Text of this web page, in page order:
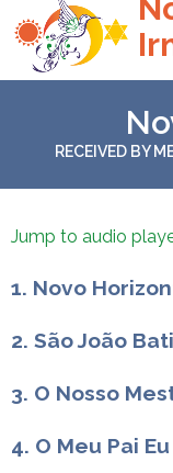
RECEIVED BY
Jump to audio
1. Novo
2. São João
3. O Nosso
4. O Meu Pai